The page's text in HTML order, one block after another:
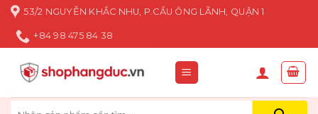
Skip
content
53/2 NGUYỄN KHẮC NHU, P.CẦU ÔNG LÃNH, QUẬN 1
+84 98 475 84 38